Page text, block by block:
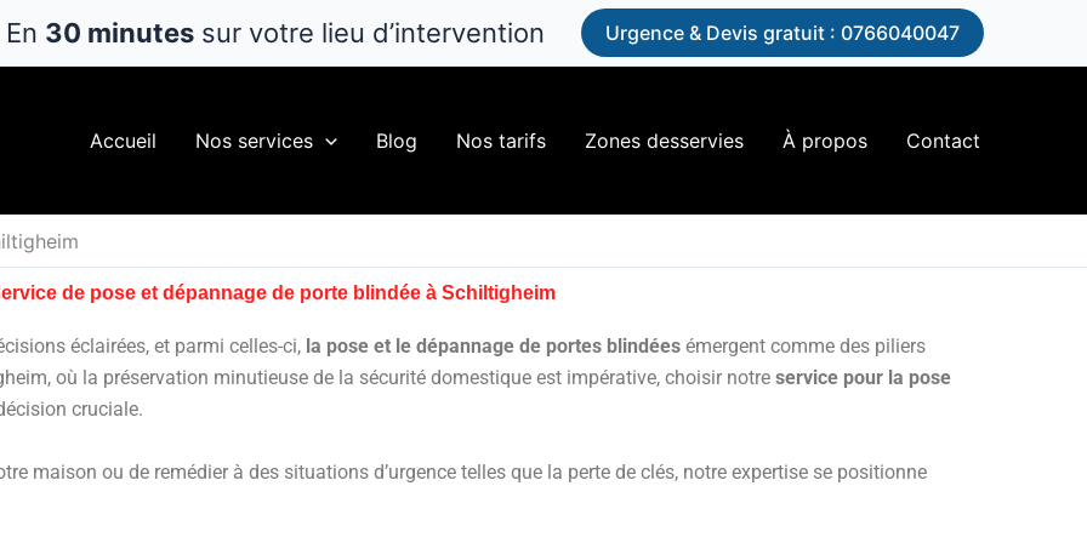
En 30 minutes sur votre lieu d’intervention Urgence & Devis gratuit : 0766040047
Accueil Nos services Blog Nos tarifs Zones desservies À propos Contact
de pose et dépannage de porte blindée à Schiltigheim
éclairées, et parmi celles-ci, la pose et le dépannage de portes blindées émergent comme des piliers
où la préservation minutieuse de la sécurité domestique est impérative, choisir notre service pour la pose
cruciale.
maison ou de remédier à des situations d’urgence telles que la perte de clés, notre expertise se positionne